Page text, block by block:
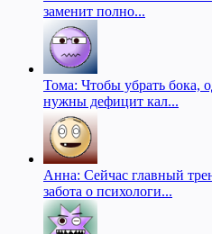
заменит полно...
Тома: Чтобы убрать бока,
нужны дефицит кал...
Анна: Сейчас главный
забота о психологи...